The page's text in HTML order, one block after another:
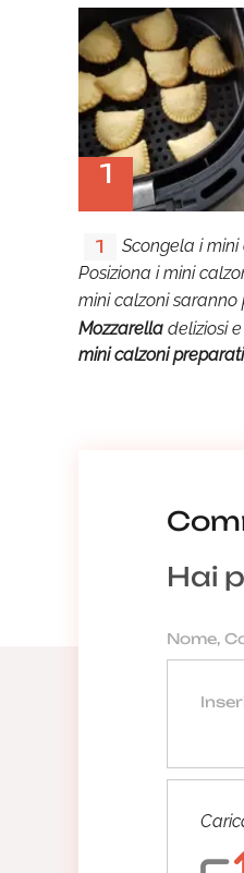
1
1
Scongela i
Posiziona i mini
mini calzoni
Mozzarella deliziosi
mini calzoni
Hai